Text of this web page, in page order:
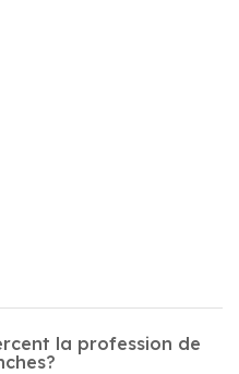
la profession de